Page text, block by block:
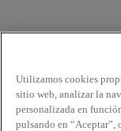
Utilizamos cookies
sitio web, analizar la
personalizada en
pulsando en “Aceptar”,